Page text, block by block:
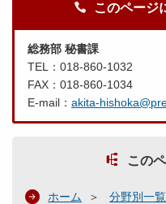
このページ
総務部 秘書課
TEL：018-860-1032
FAX：018-860-1034
E-mail： akita-
この
ホーム 分野別一覧